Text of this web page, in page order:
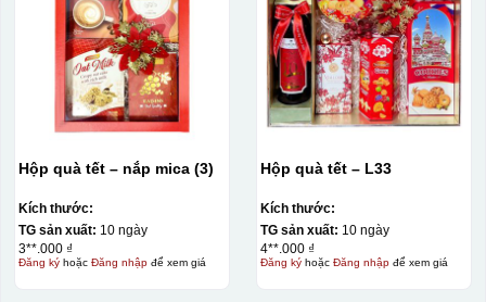
Hộp quà tết – nắp mica (3)
Kích thước:
TG sản xuất: 10 ngày
3**.000 ₫
Đăng kýhoặc Đăng nhậpđể xem giá
Hộp quà tết – L33
Kích thước:
TG sản xuất: 10 ngày
4**.000 ₫
Đăng kýhoặc Đăng nhậpđể xem giá